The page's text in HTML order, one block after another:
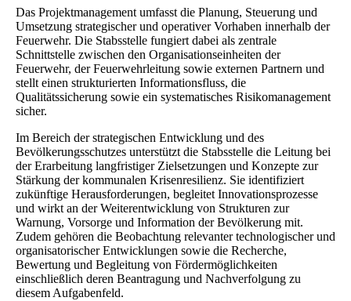
Das Projektmanagement umfasst die Planung, Steuerung und
Umsetzung strategischer und operativer Vorhaben innerhalb der
Feuerwehr. Die Stabsstelle fungiert dabei als zentrale
Schnittstelle zwischen den Organisationseinheiten der
Feuerwehr, der Feuerwehrleitung sowie externen Partnern und
stellt einen strukturierten Informationsfluss, die
Qualitätssicherung sowie ein systematisches Risikomanagement
sicher.
Im Bereich der strategischen Entwicklung und des
Bevölkerungsschutzes unterstützt die Stabsstelle die Leitung bei
der Erarbeitung langfristiger Zielsetzungen und Konzepte zur
Stärkung der kommunalen Krisenresilienz. Sie identifiziert
zukünftige Herausforderungen, begleitet Innovationsprozesse
und wirkt an der Weiterentwicklung von Strukturen zur
Warnung, Vorsorge und Information der Bevölkerung mit.
Zudem gehören die Beobachtung relevanter technologischer und
organisatorischer Entwicklungen sowie die Recherche,
Bewertung und Begleitung von Fördermöglichkeiten
einschließlich deren Beantragung und Nachverfolgung zu
diesem Aufgabenfeld.